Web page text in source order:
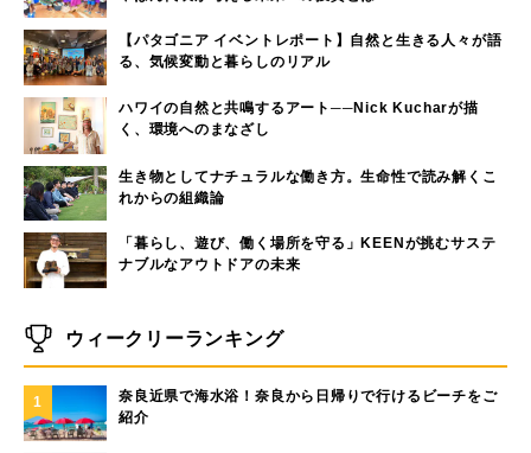
【パタゴニア イベントレポート】自然と生きる人々が語
る、気候変動と暮らしのリアル
ハワイの自然と共鳴するアート──Nick Kucharが描
く、環境へのまなざし
生き物としてナチュラルな働き方。生命性で読み解くこ
れからの組織論
「暮らし、遊び、働く場所を守る」KEENが挑むサステ
ナブルなアウトドアの未来
ウィークリーランキング
1
奈良近県で海水浴！奈良から日帰りで行けるビーチをご
紹介